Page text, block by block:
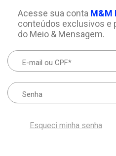
Acesse sua conta M&M
conteúdos exclusivos e
do Meio & Mensagem.
Esqueci minha senha